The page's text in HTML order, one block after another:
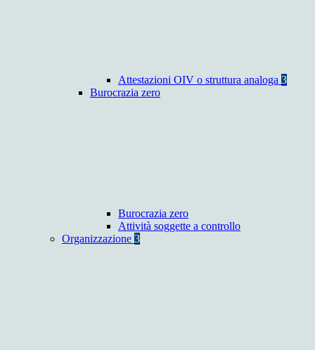
Attestazioni OIV o struttura analoga 3
Burocrazia zero
Burocrazia zero
Attività soggette a controllo
Organizzazione 3